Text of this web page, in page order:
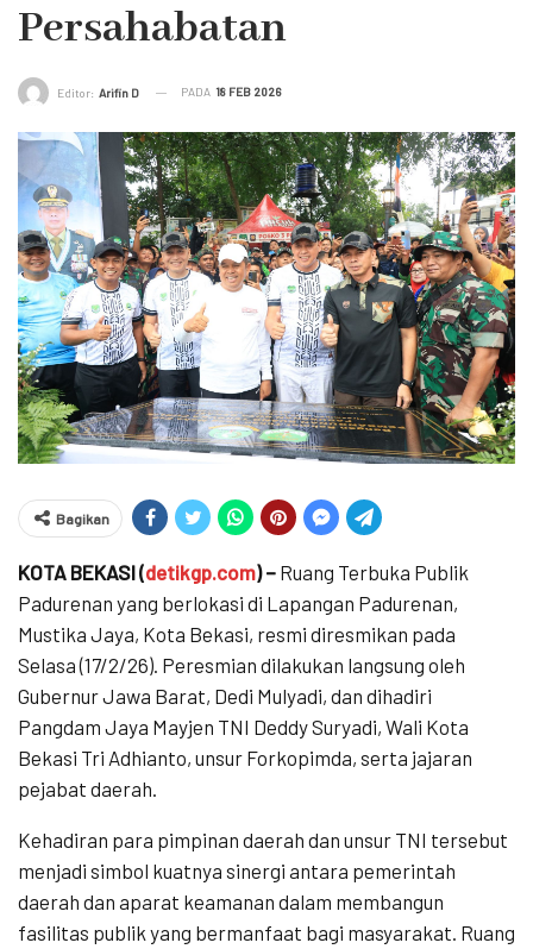
Persahabatan
Editor: Arifin D PADA 18 FEB 2026
Bagikan
KOTA BEKASI (detikgp.com) – Ruang Terbuka Publik
Padurenan yang berlokasi di Lapangan Padurenan,
Mustika Jaya, Kota Bekasi, resmi diresmikan pada
Selasa (17/2/26). Peresmian dilakukan langsung oleh
Gubernur Jawa Barat, Dedi Mulyadi, dan dihadiri
Pangdam Jaya Mayjen TNI Deddy Suryadi, Wali Kota
Bekasi Tri Adhianto, unsur Forkopimda, serta jajaran
pejabat daerah.
Kehadiran para pimpinan daerah dan unsur TNI tersebut
menjadi simbol kuatnya sinergi antara pemerintah
daerah dan aparat keamanan dalam membangun
fasilitas publik yang bermanfaat bagi masyarakat. Ruang